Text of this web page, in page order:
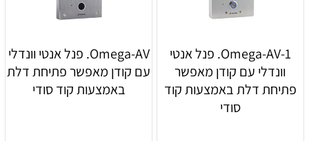
Omega-AV-1. פנל אנטי
וונדלי עם קודן מאפשר
פתיחת דלת באמצעות קוד
סודי
Omega-AV. פנל אנטי וונדלי
עם קודן מאפשר פתיחת דלת
באמצעות קוד סודי